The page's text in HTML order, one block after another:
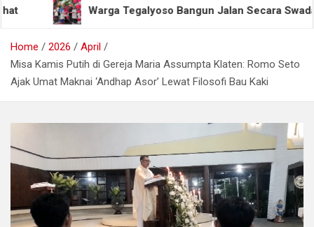
Tegalyoso Bangun Jalan Secara Swadaya, Habiskan
Home 2026
April
Misa Kamis Putih di Gereja Maria Assumpta Klaten: Romo Seto
Ajak Umat Maknai ‘Andhap Asor’ Lewat Filosofi Bau Kaki